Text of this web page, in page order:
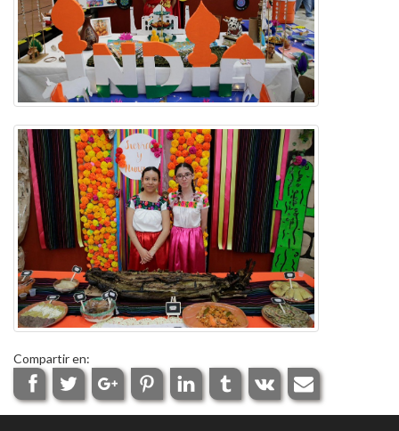
Compartir en: